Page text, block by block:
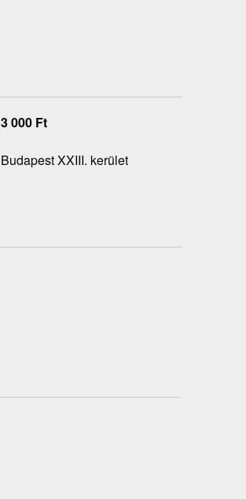
3 000 Ft
Budapest XXIII. kerület